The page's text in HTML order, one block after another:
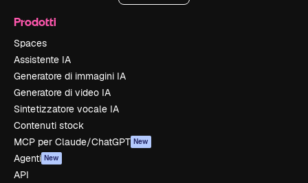
Prodotti
Spaces
Assistente IA
Generatore di immagini IA
Generatore di video IA
Sintetizzatore vocale IA
Contenuti stock
MCP per Claude/ChatGPT New
Agenti New
API